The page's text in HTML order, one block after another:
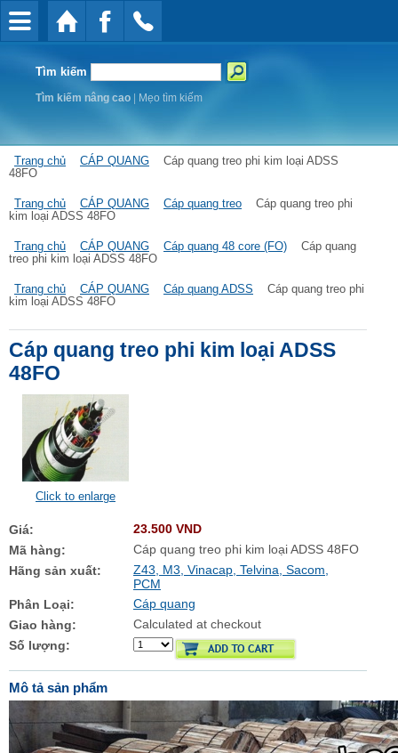
Tìm kiếm
Tìm kiếm nâng cao| Mẹo tìm kiếm
Trang chủ CÁP QUANG
Cáp quang treo phi kim loại ADSS
48FO
Trang chủ CÁP QUANG Cáp quang treo
Cáp quang treo phi
kim loại ADSS 48FO
Trang chủ CÁP QUANG Cáp quang 48 core (FO)
Cáp quang
treo phi kim loại ADSS 48FO
Trang chủ CÁP QUANG Cáp quang ADSS
Cáp quang treo phi
kim loại ADSS 48FO
Cáp quang treo phi kim loại ADSS
48FO
Click to enlarge
Giá:
23.500 VND
Mã hàng:
Cáp quang treo phi kim loại ADSS 48FO
Hãng sản xuất:
Z43, M3, Vinacap, Telvina, Sacom,
PCM
Phân Loại:
Cáp quang
Giao hàng:
Calculated at checkout
Số lượng:
Mô tả sản phẩm